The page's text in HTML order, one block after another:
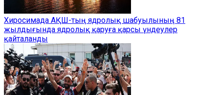
Хиросимада АҚШ-тың ядролық шабуылының 81
жылдығында ядролық қаруға қарсы үндеулер
қайталанды